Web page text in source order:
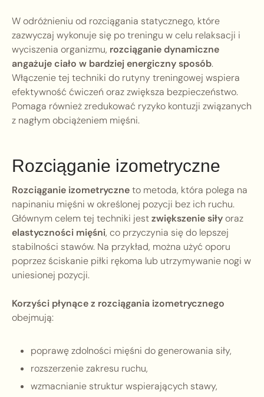
W odróżnieniu od rozciągania statycznego, które
zazwyczaj wykonuje się po treningu w celu relaksacji i
wyciszenia organizmu, rozciąganie dynamiczne
angażuje ciało w bardziej energiczny sposób.
Włączenie tej techniki do rutyny treningowej wspiera
efektywność ćwiczeń oraz zwiększa bezpieczeństwo.
Pomaga również zredukować ryzyko kontuzji związanych
z nagłym obciążeniem mięśni.
Rozciąganie izometryczne
Rozciąganie izometryczneto metoda, która polega na
napinaniu mięśni w określonej pozycji bez ich ruchu.
Głównym celem tej techniki jestzwiększenie siłyoraz
elastyczności mięśni, co przyczynia się do lepszej
stabilności stawów. Na przykład, można użyć oporu
poprzez ściskanie piłki rękoma lub utrzymywanie nogi w
uniesionej pozycji.
Korzyści płynące z rozciągania izometrycznego
obejmują:
poprawę zdolności mięśni do generowania siły,
rozszerzenie zakresu ruchu,
wzmacnianie struktur wspierających stawy,